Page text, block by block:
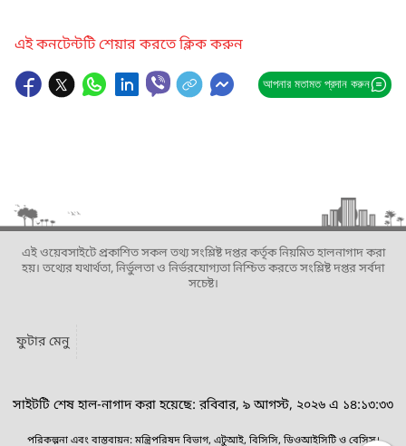
এই কনটেন্টটি শেয়ার করতে ক্লিক করুন
আপনার মতামত প্রদান করুন
এই ওয়েবসাইটে প্রকাশিত সকল তথ্য সংশ্লিষ্ট দপ্তর কর্তৃক নিয়মিত হালনাগাদ করা
হয়। তথ্যের যথার্থতা, নির্ভুলতা ও নির্ভরযোগ্যতা নিশ্চিত করতে সংশ্লিষ্ট দপ্তর সর্বদা
সচেষ্ট।
ফুটার মেনু
সাইটটি শেষ হাল-নাগাদ করা হয়েছে: রবিবার, ৯ আগস্ট, ২০২৬ এ ১৪:১৩:৩৩
পরিকল্পনা এবং বাস্তবায়ন: মন্ত্রিপরিষদ বিভাগ, এটুআই, বিসিসি, ডিওআইসিটি ও বেসিস।